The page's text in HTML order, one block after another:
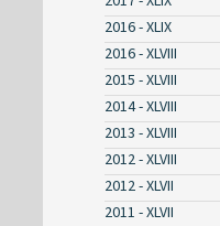
2016 - XLIX
2016 - XLVIII
2015 - XLVIII
2014 - XLVIII
2013 - XLVIII
2012 - XLVIII
2012 - XLVII
2011 - XLVII